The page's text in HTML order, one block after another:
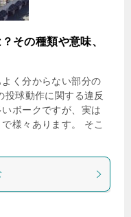
その種類や意味、
く分からない部分の
投球動作に関する違反
ボークですが、実は
様々あります。 そこ